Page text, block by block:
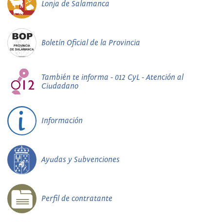
Lonja de Salamanca
Boletín Oficial de la Provincia
También te informa - 012 CyL - Atención al
Ciudadano
Información
Ayudas y Subvenciones
Perfil de contratante